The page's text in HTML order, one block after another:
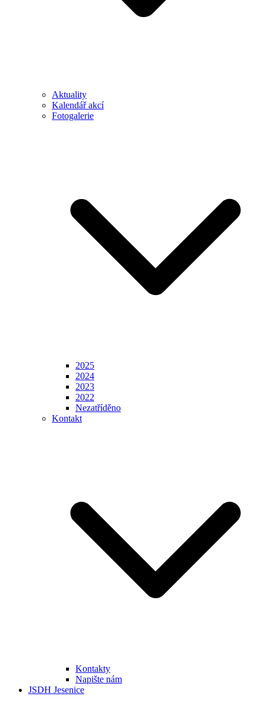
Aktuality
Kalendář akcí
Fotogalerie
2025
2024
2023
2022
Nezatříděno
Kontakt
Kontakty
Napište nám
JSDH Jesenice